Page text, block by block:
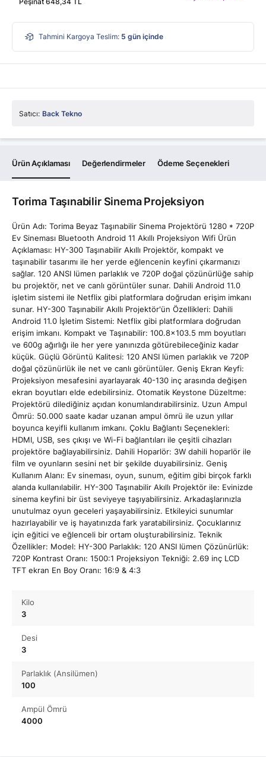
Tahmini Kargoya Teslim: 5 gün içinde
Satıcı: Back Tekno
Ürün Açıklaması Değerlendirmeler Ödeme Seçenekleri
Torima Taşınabilir Sinema Projeksiyon
Ürün Adı: Torima Beyaz Taşınabilir Sinema Projektörü 1280 * 720P
Ev Sineması Bluetooth Android 11 Akıllı Projeksiyon Wifi Ürün
Açıklaması: HY-300 Taşınabilir Akıllı Projektör, kompakt ve
taşınabilir tasarımı ile her yerde eğlencenin keyfini çıkarmanızı
sağlar. 120 ANSI lümen parlaklık ve 720P doğal çözünürlüğe sahip
bu projektör, net ve canlı görüntüler sunar. Dahili Android 11.0
işletim sistemi ile Netflix gibi platformlara doğrudan erişim imkanı
sunar. HY-300 Taşınabilir Akıllı Projektör'ün Özellikleri: Dahili
Android 11.0 İşletim Sistemi: Netflix gibi platformlara doğrudan
erişim imkanı. Kompakt ve Taşınabilir: 100.8x103.5 mm boyutları
ve 600g ağırlığı ile her yere yanınızda götürebileceğiniz kadar
küçük. Güçlü Görüntü Kalitesi: 120 ANSI lümen parlaklık ve 720P
doğal çözünürlük ile net ve canlı görüntüler. Geniş Ekran Keyfi:
Projeksiyon mesafesini ayarlayarak 40-130 inç arasında değişen
ekran boyutları elde edebilirsiniz. Otomatik Keystone Düzeltme:
Projektörü dilediğiniz açıdan konumlandırabilirsiniz. Uzun Ampul
Ömrü: 50.000 saate kadar uzanan ampul ömrü ile uzun yıllar
boyunca keyifli kullanım imkanı. Çoklu Bağlantı Seçenekleri:
HDMI, USB, ses çıkışı ve Wi-Fi bağlantıları ile çeşitli cihazları
projektöre bağlayabilirsiniz. Dahili Hoparlör: 3W dahili hoparlör ile
film ve oyunların sesini net bir şekilde duyabilirsiniz. Geniş
Kullanım Alanı: Ev sineması, oyun, sunum, eğitim gibi birçok farklı
alanda kullanılabilir. HY-300 Taşınabilir Akıllı Projektör ile: Evinizde
sinema keyfini bir üst seviyeye taşıyabilirsiniz. Arkadaşlarınızla
unutulmaz oyun geceleri yaşayabilirsiniz. Etkileyici sunumlar
hazırlayabilir ve iş hayatınızda fark yaratabilirsiniz. Çocuklarınız
için eğitici ve eğlenceli bir ortam oluşturabilirsiniz. Teknik
Özellikler: Model: HY-300 Parlaklık: 120 ANSI lümen Çözünürlük:
720P Kontrast Oranı: 1500:1 Projeksiyon Tekniği: 2.69 inç LCD
TFT ekran En Boy Oranı: 16:9 & 4:3
Kilo
3
Desi
3
Parlaklık (Ansilümen)
100
Ampül Ömrü
4000